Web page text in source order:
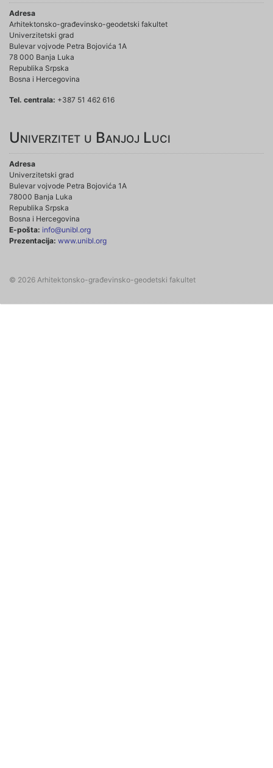
Adresa
Arhitektonsko-građevinsko-geodetski fakultet
Univerzitetski grad
Bulevar vojvode Petra Bojovića 1A
78 000 Banja Luka
Republika Srpska
Bosna i Hercegovina
Tel. centrala: +387 51 462 616
Univerzitet u Banjoj Luci
Adresa
Univerzitetski grad
Bulevar vojvode Petra Bojovića 1A
78000 Banja Luka
Republika Srpska
Bosna i Hercegovina
E-pošta: info@unibl.org
Prezentacija: www.unibl.org
© 2026 Arhitektonsko-građevinsko-geodetski fakultet